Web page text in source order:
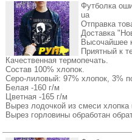
Футболка
ua
Отправка
Доставка
Высочайшее
Приятный к
Качественная термопечать.
Состав 100% хлопок.
Серо-лиловый: 97% хлопок, 3%
Белая -160 г/м
Цветная -165 г/м
Вырез лодочкой из смеси хлопка
Вырез горловины обработан